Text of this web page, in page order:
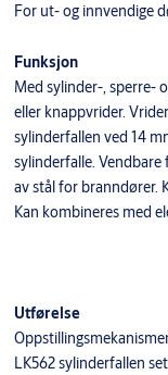
For ut- og innvendige
Funksjon
Med sylinder-, sperre-
eller knappvrider.
sylinderfallen ved 14
sylinderfalle.
av stål for branndører.
Kan kombineres med
Utførelse
LK562 sylinderfallen